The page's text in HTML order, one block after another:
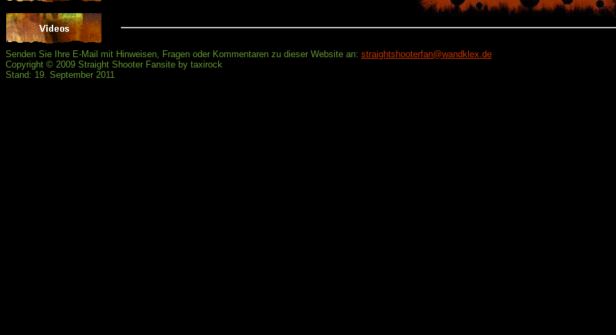
Senden Sie Ihre E-Mail mit Hinweisen, Fragen oder Kommentaren zu dieser Website an: straightshooterfan@wandklex.de
Copyright © 2009 Straight Shooter Fansite by taxirock
Stand: 19. September 2011